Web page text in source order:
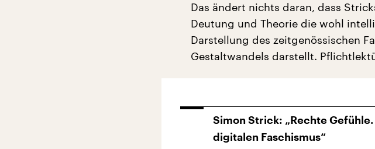
Das ändert nichts daran, dass
Deutung und Theorie die wohl
Darstellung des zeitgenössischen
Gestaltwandels darstellt.
Simon Strick: „Rechte
digitalen Faschismus“